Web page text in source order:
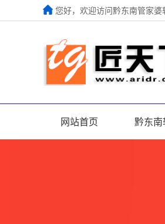
您好，欢迎访问黔东南管家婆
网站首页 黔东